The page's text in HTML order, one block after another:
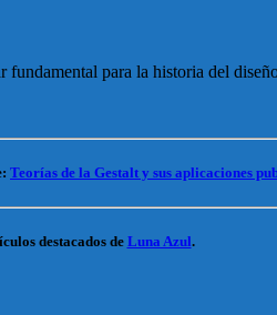
para la historia del
: Teorías de la Gestalt y sus aplicaciones
destacados de Luna Azul.